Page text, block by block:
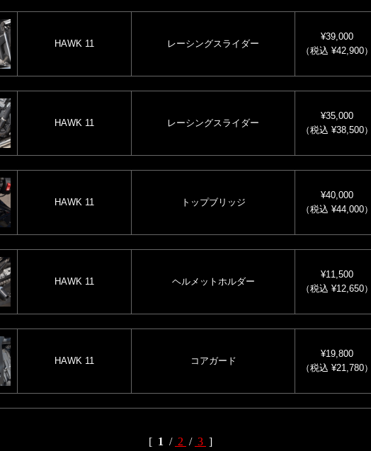
HAWK 11 レーシングスライダー
¥39,000
（税込 ¥42,900）
HAWK 11 レーシングスライダー
¥35,000
（税込 ¥38,500）
HAWK 11 トップブリッジ
¥40,000
（税込 ¥44,000）
HAWK 11 ヘルメットホルダー
¥11,500
（税込 ¥12,650）
HAWK 11 コアガード
¥19,800
（税込 ¥21,780）
[ 1 / 2 / 3 ]